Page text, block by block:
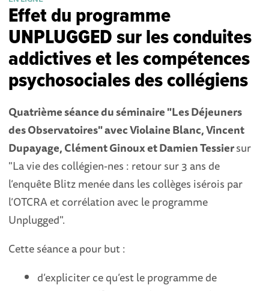
Effet du programme
UNPLUGGED sur les conduites
addictives et les compétences
psychosociales des collégiens
Quatrième séance du séminaire "Les Déjeuners
des Observatoires" avec Violaine Blanc, Vincent
Dupayage, Clément Ginoux et Damien Tessiersur
"La vie des collégien-nes : retour sur 3 ans de
l’enquête Blitz menée dans les collèges isérois par
l’OTCRA et corrélation avec le programme
Unplugged".
Cette séance a pour but :
d’expliciter ce qu’est le programme de